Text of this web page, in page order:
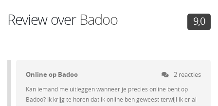
Review over Badoo 9,0
Online op Badoo 2 reacties
Kan iemand me uitleggen wanneer je precies online bent op
Badoo? Ik krijg te horen dat ik online ben geweest terwijl ik er al